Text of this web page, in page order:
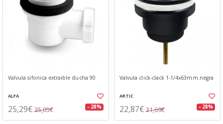
Valvula sifonica extraible ducha 90
ALFA
25,29€ 35,05€ - 28%
Valvula click-clack 1-1/4x63mm.negra
ARTIC
22,87€ 31,69€ - 28%